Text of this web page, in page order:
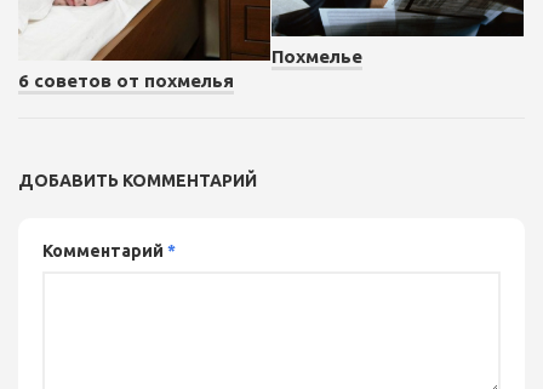
6 советов от похмелья
Похмелье
ДОБАВИТЬ КОММЕНТАРИЙ
Комментарий *